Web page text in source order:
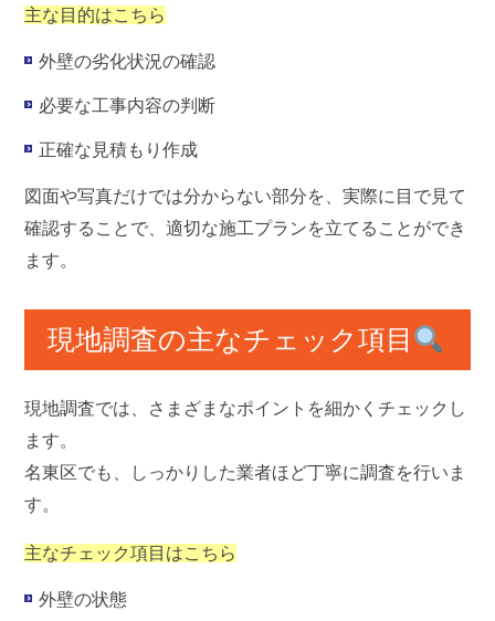
主な目的はこちら
外壁の劣化状況の確認
必要な工事内容の判断
正確な見積もり作成
図面や写真だけでは分からない部分を、実際に目で見て
確認することで、適切な施工プランを立てることができ
ます。
現地調査の主なチェック項目
現地調査では、さまざまなポイントを細かくチェックし
ます。
名東区でも、しっかりした業者ほど丁寧に調査を行いま
す。
主なチェック項目はこちら
外壁の状態